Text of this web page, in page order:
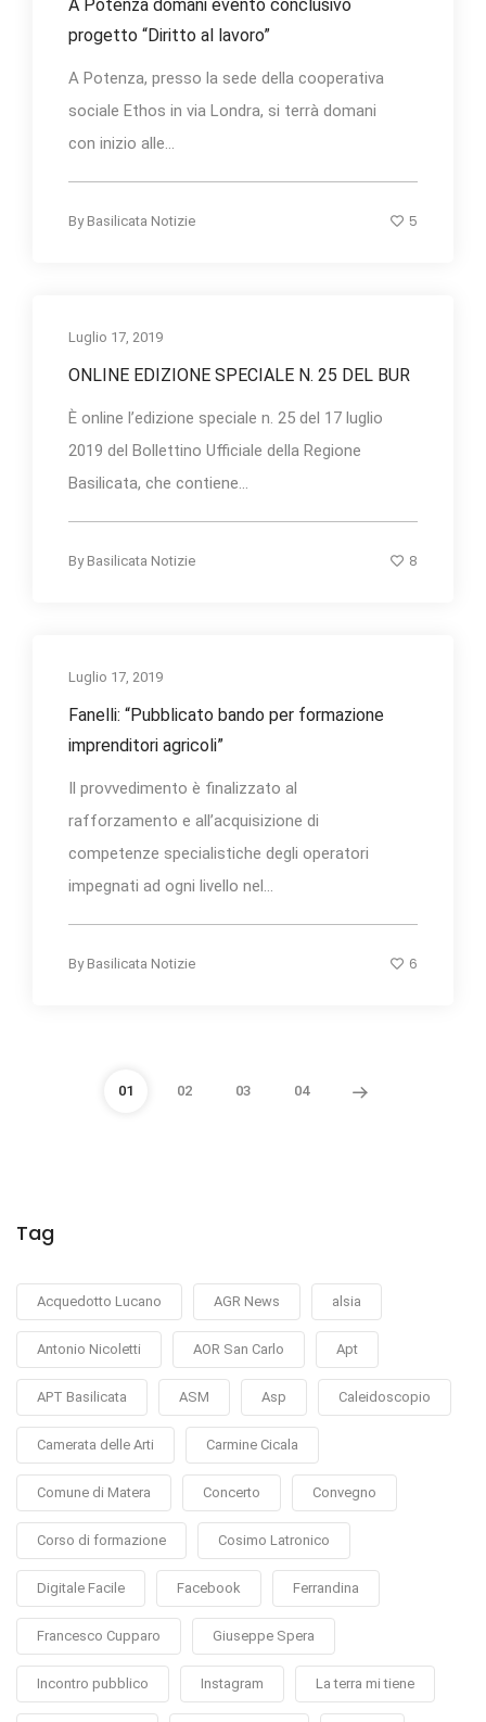
A Potenza domani evento conclusivo
progetto “Diritto al lavoro”
A Potenza, presso la sede della cooperativa
sociale Ethos in via Londra, si terrà domani
con inizio alle...
By Basilicata Notizie 5
Luglio 17, 2019
ONLINE EDIZIONE SPECIALE N. 25 DEL BUR
È online l’edizione speciale n. 25 del 17 luglio
2019 del Bollettino Ufficiale della Regione
Basilicata, che contiene...
By Basilicata Notizie 8
Luglio 17, 2019
Fanelli: “Pubblicato bando per formazione
imprenditori agricoli”
Il provvedimento è finalizzato al
rafforzamento e all’acquisizione di
competenze specialistiche degli operatori
impegnati ad ogni livello nel...
By Basilicata Notizie 6
01 02 03 04
Tag
Acquedotto Lucano AGR News alsia
Antonio Nicoletti AOR San Carlo Apt
APT Basilicata ASM Asp Caleidoscopio
Camerata delle Arti Carmine Cicala
Comune di Matera Concerto Convegno
Corso di formazione Cosimo Latronico
Digitale Facile Facebook Ferrandina
Francesco Cupparo Giuseppe Spera
Incontro pubblico Instagram La terra mi tiene